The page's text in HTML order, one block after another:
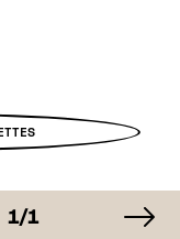
IMAGE
1/1